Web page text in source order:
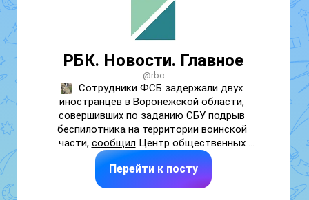
РБК. Новости. Главное
@rbc
Сотрудники ФСБ задержали двух
иностранцев в Воронежской области,
совершивших по заданию СБУ подрыв
беспилотника на территории воинской
части, сообщил Центр общественных
связей ведомства. По данным спецслужбы,
задержанные были завербованы
Перейти к посту